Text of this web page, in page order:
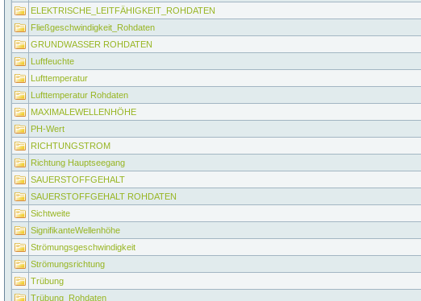
ELEKTRISCHE_LEITFÄHIGKEIT_ROHDATEN
Fließgeschwindigkeit_Rohdaten
GRUNDWASSER ROHDATEN
Luftfeuchte
Lufttemperatur
Lufttemperatur Rohdaten
MAXIMALEWELLENHÖHE
PH-Wert
RICHTUNGSTROM
Richtung Hauptseegang
SAUERSTOFFGEHALT
SAUERSTOFFGEHALT ROHDATEN
Sichtweite
SignifikanteWellenhöhe
Strömungsgeschwindigkeit
Strömungsrichtung
Trübung
Trübung_Rohdaten